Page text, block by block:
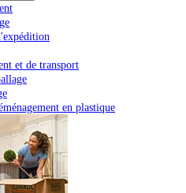
et de transport
en plastique